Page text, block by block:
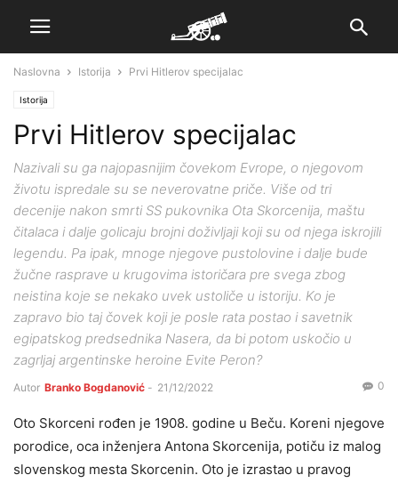
Naslovna Istorija Prvi Hitlerov specijalac
Istorija
Prvi Hitlerov specijalac
Nazivali su ga najopasnijim čovekom Evrope, o njegovom
životu ispredale su se neverovatne priče. Više od tri
decenije nakon smrti SS pukovnika Ota Skorcenija, maštu
čitalaca i dalje golicaju brojni doživljaji koji su od njega iskrojili
legendu. Pa ipak, mnoge njegove pustolovine i dalje bude
žučne rasprave u krugovima istoričara pre svega zbog
neistina koje se nekako uvek ustoliče u istoriju. Ko je
zapravo bio taj čovek koji je posle rata postao i savetnik
egipatskog predsednika Nasera, da bi potom uskočio u
zagrljaj argentinske heroine Evite Peron?
Autor Branko Bogdanović - 21/12/2022 0
Oto Skorceni rođen je 1908. godine u Beču. Koreni njegove
porodice, oca inženjera Antona Skorcenija, potiču iz malog
slovenskog mesta Skorcenin. Oto je izrastao u pravog